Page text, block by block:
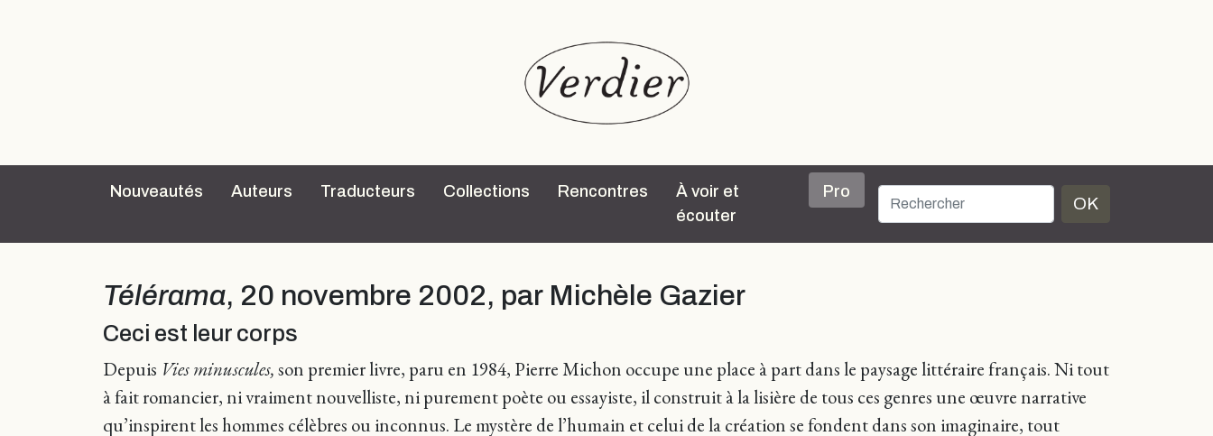
Nouveautés Auteurs Traducteurs Collections Rencontres
À voir et
écouter
Pro
OK
Télérama, 20 novembre 2002, par Michèle Gazier
Ceci est leur corps
Depuis Vies minuscules,son premier livre, paru en 1984, Pierre Michon occupe une place à part dans le paysage littéraire français. Ni tout
à fait romancier, ni vraiment nouvelliste, ni purement poète ou essayiste, il construit à la lisière de tous ces genres une œuvre narrative
qu’inspirent les hommes célèbres ou inconnus. Le mystère de l’humain et celui de la création se fondent dans son imaginaire, tout